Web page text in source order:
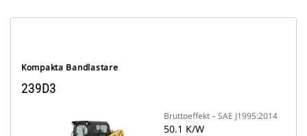
Kompakta Bandlastare
239D3
Bruttoeffekt – SAE J1995:2014
50.1 K/W